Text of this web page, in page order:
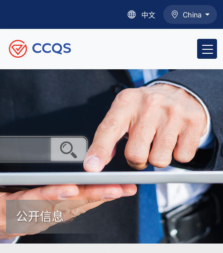
中文 China
公开信息